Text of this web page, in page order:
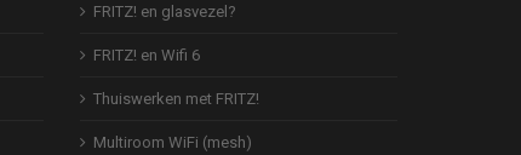
FRITZ! en glasvezel?
FRITZ! en Wifi 6
Thuiswerken met FRITZ!
Multiroom WiFi (mesh)